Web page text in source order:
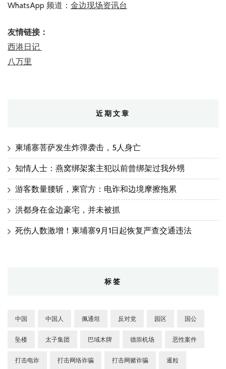
WhatsApp 频道： 金边现场资讯台
友情链接：
西港日记
八万里
近期文章
柬埔寨菩萨发生炸弹袭击，5人身亡
知情人士：燕窝绑架案主犯以前曾绑架过我外甥
游客数量腰斩，柬官方：电诈和边境摩擦拖累
洪都身在金边豪宅，并未被抓
死伤人数激增！柬埔寨9月1日起恢复严查交通违法
标签
中国 中国人 佩通坦 反对党 园区 国公
坠楼 太子集团 巴域木牌 德崇机场 恶性案件
打击电诈 打击网络诈骗 打击网赌诈骗 暹粒